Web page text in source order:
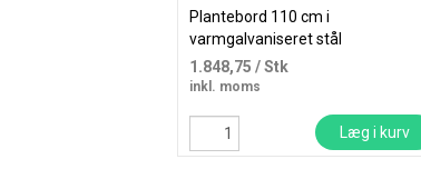
Plantebord 110 cm i
varmgalvaniseret stål
1.848,75 / Stk
inkl. moms
Læg i kurv